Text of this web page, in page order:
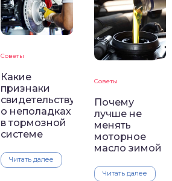
Советы
Какие
признаки
свидетельствуют
о неполадках
в тормозной
системе
Читать далее
Советы
Почему
лучше не
менять
моторное
масло зимой
Читать далее